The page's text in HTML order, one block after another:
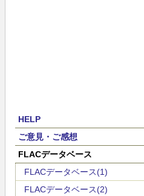
HELP
ご意見・ご感想
FLACデータベース
FLACデータベース(1)
FLACデータベース(2)